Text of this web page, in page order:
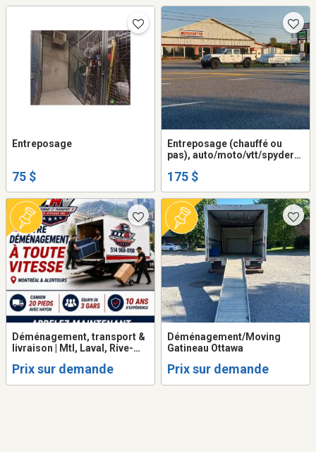
Entreposage
75 $
Entreposage (chauffé ou
pas), auto/moto/vtt/spyder/
bateau/ponton/( max 9pi haut
) (extérieur cloturé)
175 $
Déménagement, transport &
livraison | Mtl, Laval, Rive-
Prix sur demande
Déménagement/Moving
Gatineau Ottawa
Prix sur demande